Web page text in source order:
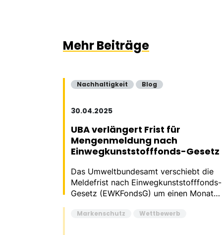
Mehr Beiträge
Nachhaltigkeit Blog
30.04.2025
UBA verlängert Frist für
Mengenmeldung nach
Einwegkunststofffonds-Gesetz
Das Umweltbundesamt verschiebt die
Meldefrist nach Einwegkunststofffonds-
Gesetz (EWKFondsG) um einen Monat
Markenschutz Wettbewerb